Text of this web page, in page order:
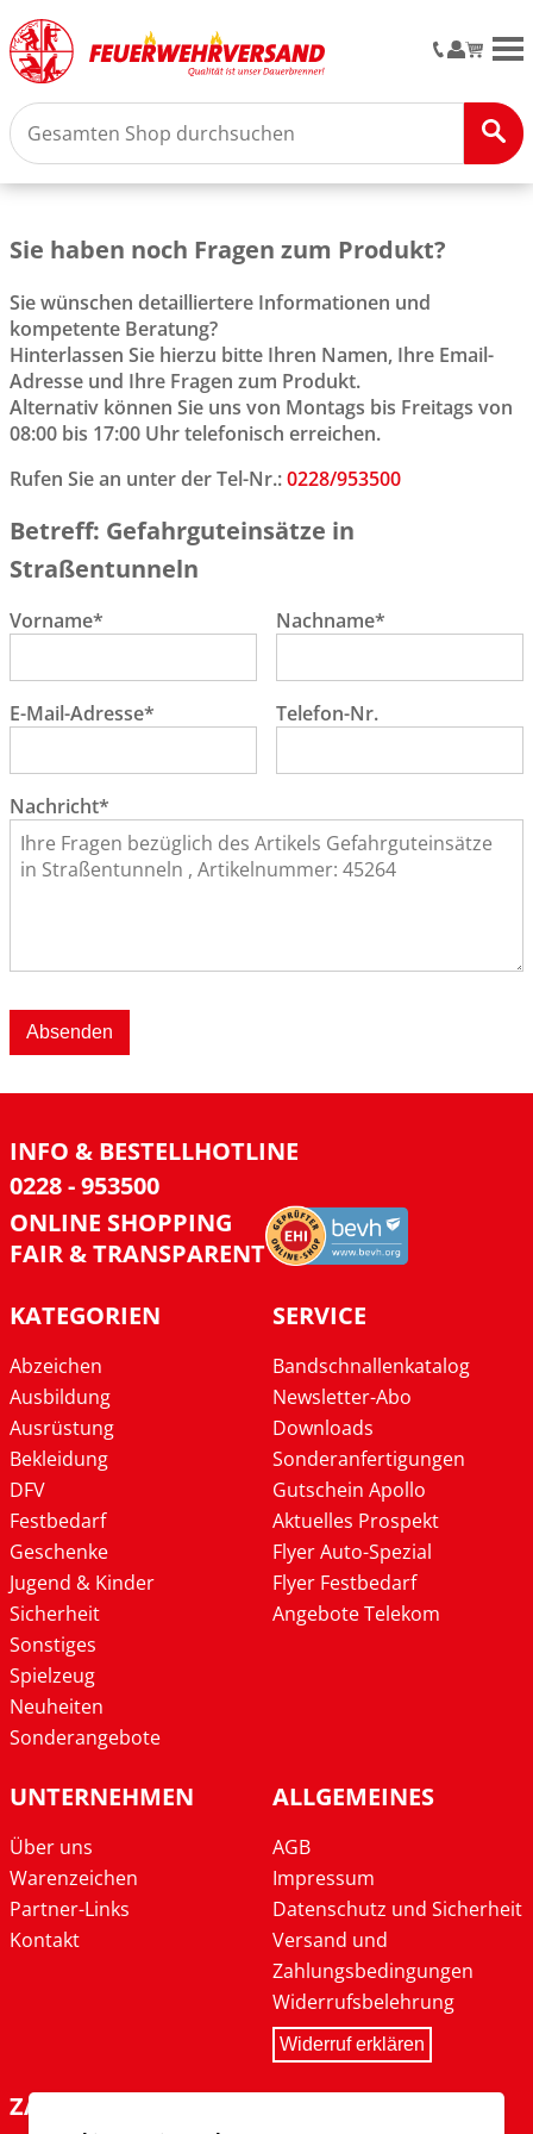
Sie haben noch Fragen zum Produkt?
Sie wünschen detailliertere Informationen und
kompetente Beratung?
Hinterlassen Sie hierzu bitte Ihren Namen, Ihre Email-
Adresse und Ihre Fragen zum Produkt.
Alternativ können Sie uns von Montags bis Freitags von
08:00 bis 17:00 Uhr telefonisch erreichen.
Rufen Sie an unter der Tel-Nr.:0228/953500
Betreff: Gefahrguteinsätze in
Straßentunneln
Vorname* Nachname*
E-Mail-Adresse* Telefon-Nr.
Nachricht*
Absenden
INFO & BESTELLHOTLINE
0228 - 953500
ONLINE SHOPPING
FAIR & TRANSPARENT
KATEGORIEN
Abzeichen
Ausbildung
Ausrüstung
Bekleidung
DFV
Festbedarf
Geschenke
Jugend & Kinder
Sicherheit
Sonstiges
Spielzeug
Neuheiten
Sonderangebote
SERVICE
Bandschnallenkatalog
Newsletter-Abo
Downloads
Sonderanfertigungen
Gutschein Apollo
Aktuelles Prospekt
Flyer Auto-Spezial
Flyer Festbedarf
Angebote Telekom
UNTERNEHMEN
Über uns
Warenzeichen
Partner-Links
Kontakt
ALLGEMEINES
AGB
Impressum
Datenschutz und Sicherheit
Versand und
Zahlungsbedingungen
Widerrufsbelehrung
Widerruf erklären
ZAHLARTEN